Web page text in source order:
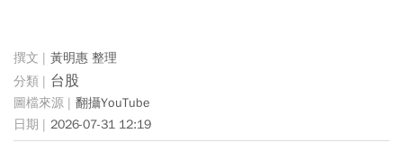
黃明惠 整理
台股
翻攝YouTube
2026-07-31 12:19